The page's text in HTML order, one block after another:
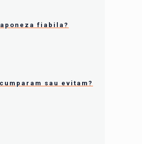
fiabila?
sau evitam?